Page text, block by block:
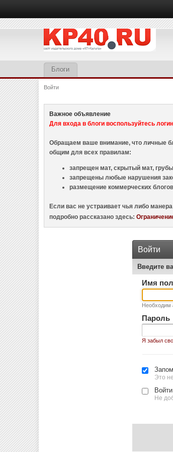
Блоги
Войти
Важное объявление
Для входа в блоги воспользуйтесь
Обращаем ваше внимание, что личные
общим для всех правилам:
запрещен мат, скрытый мат,
запрещены любые нарушения
размещение коммерческих
Если вас не устраивает чья либо
подробно рассказано здесь:
Войти
Введите
Имя
Необходим
Пароль
Я забыл
Это
Не